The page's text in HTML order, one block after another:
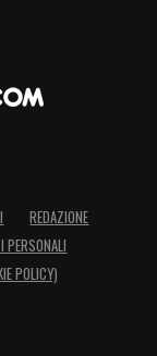
REDAZIONE
PERSONALI
POLICY)